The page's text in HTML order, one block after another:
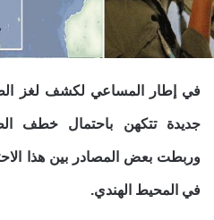
في إطار المساعي لكشف لغز
جديدة تتكهن باحتمال خطف
وربطت بعض المصادر بين هذا
في المحيط الهندي.